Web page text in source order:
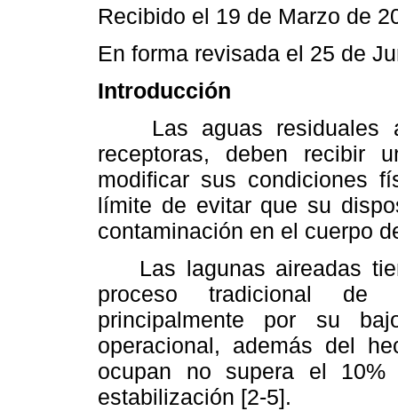
Recibido el 19 de Marzo de
En forma revisada el 25 de
Introducción
Las aguas residuales
receptoras, deben recibir
modificar sus condiciones
límite de evitar que su
contaminación en el cuerpo
Las lagunas aireadas
proceso tradicional de
principalmente por su
operacional, además del
ocupan no supera el
estabilización [2-5].